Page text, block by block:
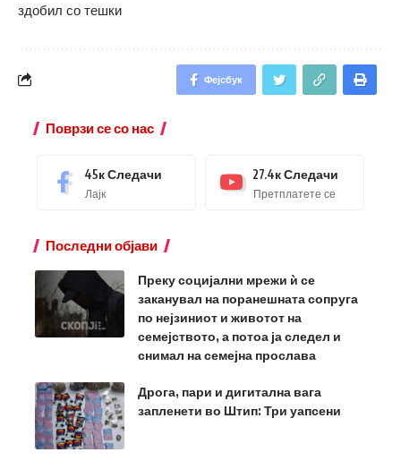
здобил со тешки
Фејсбук
Поврзи се со нас
45кСледачи
Лајк
27.4кСледачи
Претплатете се
Последни објави
Преку социјални мрежи ѝ се
заканувал на поранешната сопруга
по нејзиниот и животот на
семејството, а потоа ја следел и
снимал на семејна прослава
Дрога, пари и дигитална вага
запленети во Штип: Три уапсени